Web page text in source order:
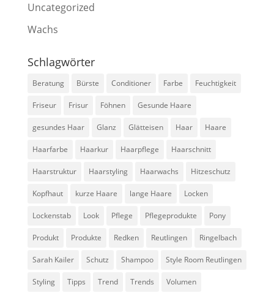
Uncategorized
Wachs
Schlagwörter
Beratung Bürste Conditioner Farbe Feuchtigkeit
Friseur Frisur Föhnen Gesunde Haare
gesundes Haar Glanz Glätteisen Haar Haare
Haarfarbe Haarkur Haarpflege Haarschnitt
Haarstruktur Haarstyling Haarwachs Hitzeschutz
Kopfhaut kurze Haare lange Haare Locken
Lockenstab Look Pflege Pflegeprodukte Pony
Produkt Produkte Redken Reutlingen Ringelbach
Sarah Kailer Schutz Shampoo Style Room Reutlingen
Styling Tipps Trend Trends Volumen